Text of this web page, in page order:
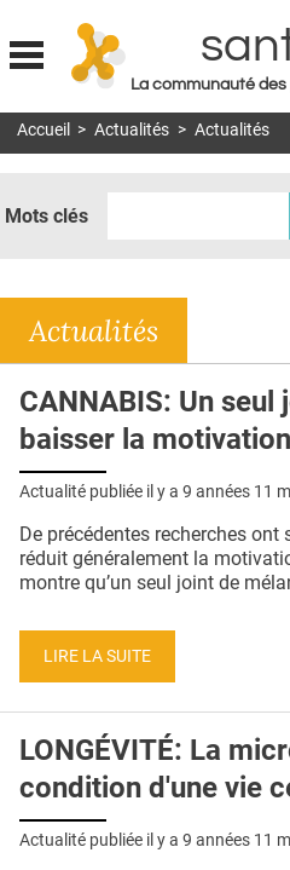
Jump to
La communauté
MON COMPTE
DOSSIERS
RÉSEAUX
E-REVUE SAD
QUI SOMMES-NOUS ?
CONDITIONS GÉNÉRALES
CRÉDITS
Accueil > Actualités > Actualités
Mots clés
Actualités
CANNABIS: Un
baisser la motivation
Actualité publiée il y a 9 années 11
De précédentes recherches
réduit généralement la
montre qu’un seul joint de
LIRE LA SUITE
LONGÉVITÉ: La
condition d'une vie
Actualité publiée il y a 9 années 11